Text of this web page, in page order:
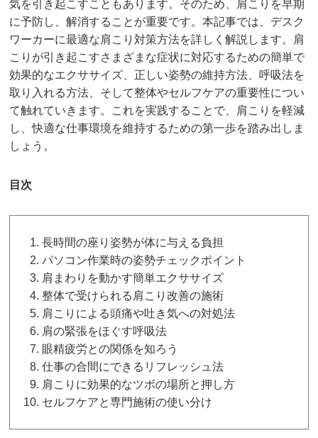
気を引き起こすこともあります。そのため、肩こりを早期
に予防し、解消することが重要です。本記事では、デスク
ワーカーに最適な肩こり対策方法を詳しく解説します。肩
こりが引き起こすさまざまな症状に対応するための簡単で
効果的なエクササイズ、正しい姿勢の維持方法、呼吸法を
取り入れる方法、そして整体やセルフケアの重要性につい
て触れていきます。これを実践することで、肩こりを軽減
し、快適な仕事環境を維持するための第一歩を踏み出しま
しょう。
目次
長時間の座り姿勢が体に与える負担
パソコン作業時の姿勢チェックポイント
肩まわりを動かす簡単エクササイズ
整体で受けられる肩こり改善の施術
肩こりによる頭痛や吐き気への対処法
肩の緊張をほぐす呼吸法
眼精疲労との関係を知ろう
仕事の合間にできるリフレッシュ法
肩こりに効果的なツボの場所と押し方
セルフケアと専門施術の使い分け